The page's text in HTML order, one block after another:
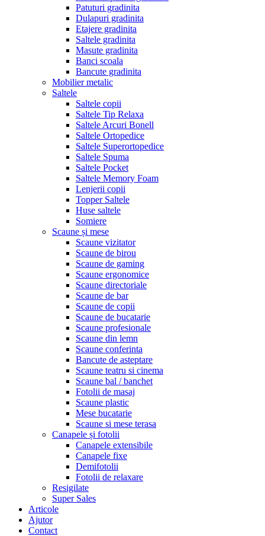
Patuturi gradinita
Dulapuri gradinita
Etajere gradinita
Saltele gradinita
Masute gradinita
Banci scoala
Bancute gradinita
Mobilier metalic
Saltele
Saltele copii
Saltele Tip Relaxa
Saltele Arcuri Bonell
Saltele Ortopedice
Saltele Superortopedice
Saltele Spuma
Saltele Pocket
Saltele Memory Foam
Lenjerii copii
Topper Saltele
Huse saltele
Somiere
Scaune și mese
Scaune vizitator
Scaune de birou
Scaune de gaming
Scaune ergonomice
Scaune directoriale
Scaune de bar
Scaune de copii
Scaune de bucatarie
Scaune profesionale
Scaune din lemn
Scaune conferinta
Bancute de asteptare
Scaune teatru si cinema
Scaune bal / banchet
Fotolii de masaj
Scaune plastic
Mese bucatarie
Scaune si mese terasa
Canapele și fotolii
Canapele extensibile
Canapele fixe
Demifotolii
Fotolii de relaxare
Resigilate
Super Sales
Articole
Ajutor
Contact